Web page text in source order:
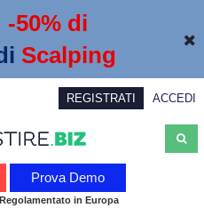
-50% di
Scalping
REGISTRATI ACCEDI
Prova Demo
in Europa